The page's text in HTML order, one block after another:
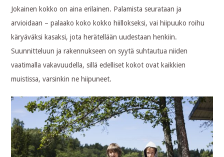
Jokainen kokko on aina erilainen. Palamista seurataan ja
arvioidaan – palaako koko kokko hiillokseksi, vai hiipuuko roihu
käryäväksi kasaksi, jota herätellään uudestaan henkiin.
Suunnitteluun ja rakennukseen on syytä suhtautua niiden
vaatimalla vakavuudella, sillä edelliset kokot ovat kaikkien
muistissa, varsinkin ne hiipuneet.